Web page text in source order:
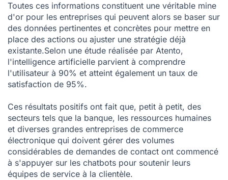
Toutes ces informations constituent une véritable mine
d'or pour les entreprises qui peuvent alors se baser sur
des données pertinentes et concrètes pour mettre en
place des actions ou ajuster une stratégie déjà
existante.Selon une étude réalisée par Atento,
l'intelligence artificielle parvient à comprendre
l'utilisateur à 90% et atteint également un taux de
satisfaction de 95%.
Ces résultats positifs ont fait que, petit à petit, des
secteurs tels que la banque, les ressources humaines
et diverses grandes entreprises de commerce
électronique qui doivent gérer des volumes
considérables de demandes de contact ont commencé
à s'appuyer sur les chatbots pour soutenir leurs
équipes de service à la clientèle.